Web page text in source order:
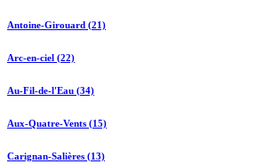
Antoine-Girouard (21)
Arc-en-ciel (22)
Au-Fil-de-l'Eau (34)
Aux-Quatre-Vents (15)
Carignan-Salières (13)